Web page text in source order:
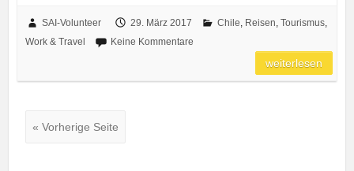
SAI-Volunteer 29. März 2017 Chile, Reisen, Tourismus,
Work & Travel
Keine Kommentare
weiterlesen
« Vorherige Seite